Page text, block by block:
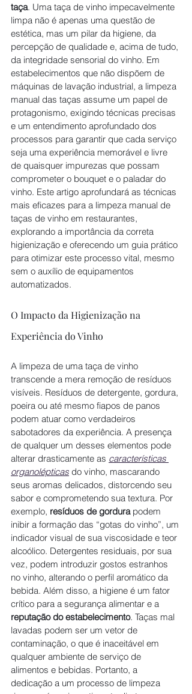
taça. Uma taça de vinho impecavelmente
limpa não é apenas uma questão de
estética, mas um pilar da higiene, da
percepção de qualidade e, acima de tudo,
da integridade sensorial do vinho. Em
estabelecimentos que não dispõem de
máquinas de lavação industrial, a limpeza
manual das taças assume um papel de
protagonismo, exigindo técnicas precisas
e um entendimento aprofundado dos
processos para garantir que cada serviço
seja uma experiência memorável e livre
de quaisquer impurezas que possam
comprometer o bouquet e o paladar do
vinho. Este artigo aprofundará as técnicas
mais eficazes para a limpeza manual de
taças de vinho em restaurantes,
explorando a importância da correta
higienização e oferecendo um guia prático
para otimizar este processo vital, mesmo
sem o auxílio de equipamentos
automatizados.
O Impacto da Higienização na
Experiência do Vinho
A limpeza de uma taça de vinho
transcende a mera remoção de resíduos
visíveis. Resíduos de detergente, gordura,
poeira ou até mesmo fiapos de panos
podem atuar como verdadeiros
sabotadores da experiência. A presença
de qualquer um desses elementos pode
alterar drasticamente as características
organolépticas do vinho, mascarando
seus aromas delicados, distorcendo seu
sabor e comprometendo sua textura. Por
exemplo, resíduos de gordura podem
inibir a formação das “gotas do vinho”, um
indicador visual de sua viscosidade e teor
alcoólico. Detergentes residuais, por sua
vez, podem introduzir gostos estranhos
no vinho, alterando o perfil aromático da
bebida. Além disso, a higiene é um fator
crítico para a segurança alimentar e a
reputação do estabelecimento. Taças mal
lavadas podem ser um vetor de
contaminação, o que é inaceitável em
qualquer ambiente de serviço de
alimentos e bebidas. Portanto, a
dedicação a um processo de limpeza